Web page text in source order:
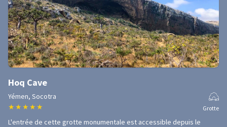
Hoq Cave
Yémen, Socotra
★ ★ ★ ★ ★ Grotte
L'entrée de cette grotte monumentale est accessible depuis le